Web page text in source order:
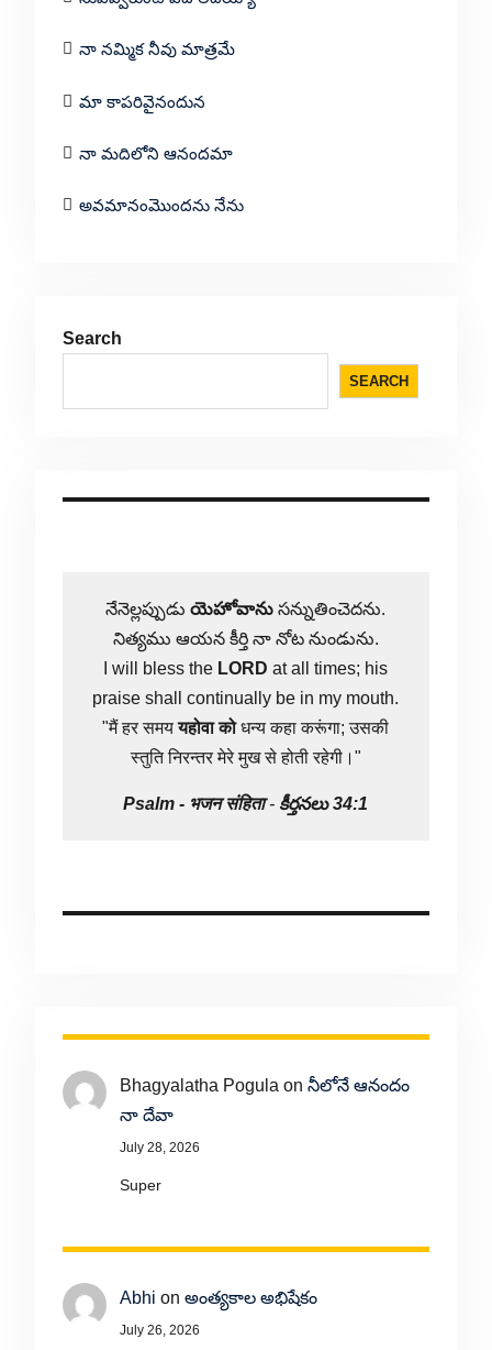
నా నమ్మిక నీవు మాత్రమే
మా కాపరివైనందున
నా మదిలోని ఆనందమా
అవమానంమొందను నేను
Search
SEARCH
నేనెల్లప్పుడుయెహోవాను సన్నుతించెదను.
నిత్యము ఆయన కీర్తి నా నోట నుండును.
I will bless the LORD at all times; his
praise shall continually be in my mouth.
"मैं हर समययहोवा कोधन्य कहा करूंगा; उसकी
स्तुति निरन्तर मेरे मुख से होती रहेगी।"
Psalm - भजन संहिता- కీర్తనలు 34:1
Bhagyalatha Pogula on నీలోనే ఆనందం
నా దేవా
July 28, 2026
Super
Abhi on అంత్యకాల అభిషేకం
July 26, 2026